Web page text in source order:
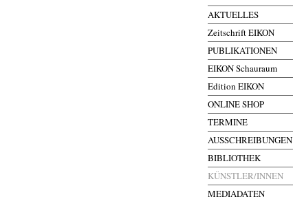
AKTUELLES
Zeitschrift EIKON
PUBLIKATIONEN
EIKON Schauraum
Edition EIKON
ONLINE SHOP
TERMINE
AUSSCHREIBUNGEN
BIBLIOTHEK
KÜNSTLER/INNEN
MEDIADATEN